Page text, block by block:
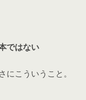
ではない
こういうこと。